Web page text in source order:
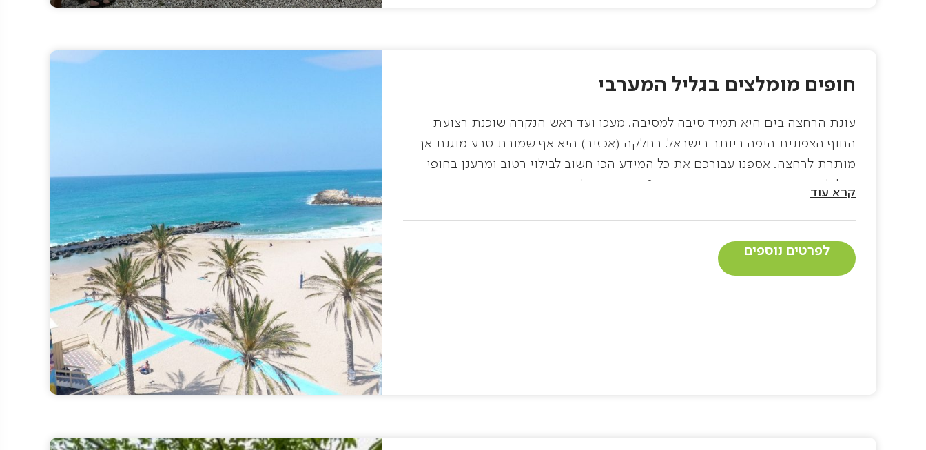
חופים מומלצים בגליל המערבי
עונת הרחצה בים היא תמיד סיבה למסיבה. מעכו ועד ראש הנקרה שוכנת רצועת
החוף הצפונית היפה ביותר בישראל. בחלקה (אכזיב) היא אף שמורת טבע מוגנת אך
מותרת לרחצה. אספנו עבורכם את כל המידע הכי חשוב לבילוי רטוב ומרענן בחופי
קרא עוד
לפרטים נוספים